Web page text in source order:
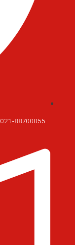
021-88700055